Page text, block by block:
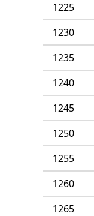
1225
1230
1235
1240
1245
1250
1255
1260
1265